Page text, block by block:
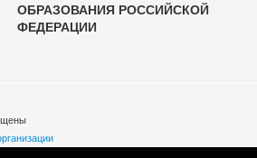
ОБРАЗОВАНИЯ РОССИЙСКОЙ
ФЕДЕРАЦИИ